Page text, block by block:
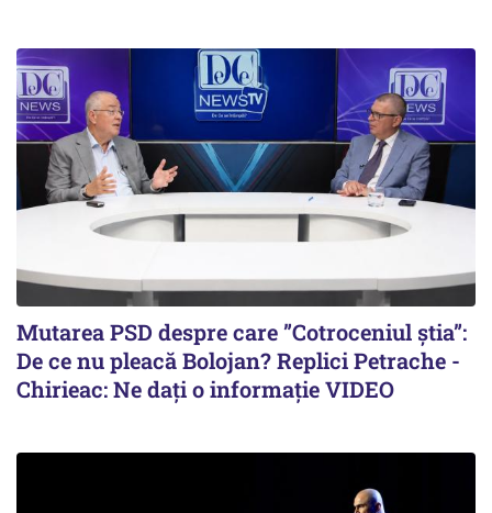
Mutarea PSD despre care ”Cotroceniul știa”:
De ce nu pleacă Bolojan? Replici Petrache -
Chirieac: Ne dați o informație VIDEO